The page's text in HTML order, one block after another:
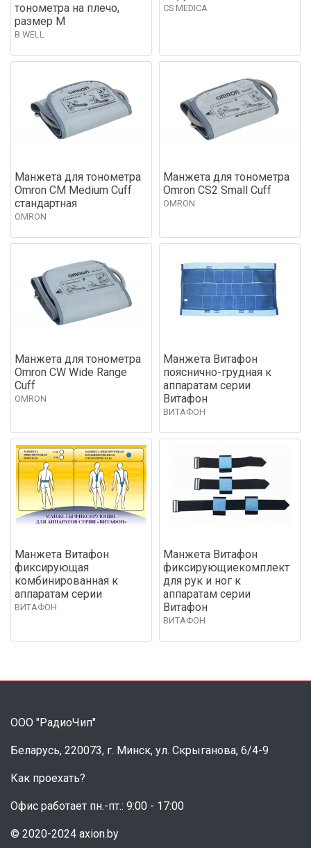
тонометра на плечо,
размер M
B.WELL
CS MEDICA
Манжета для тонометра
Omron CM Medium Cuff
стандартная
OMRON
Манжета для тонометра
Omron CS2 Small Cuff
OMRON
Манжета для тонометра
Omron CW Wide Range
Cuff
OMRON
Манжета Витафон
пояснично-грудная к
аппаратам серии
Витафон
ВИТАФОН
Манжета Витафон
фиксирующая
комбинированная к
аппаратам серии
ВИТАФОН
Манжета Витафон
фиксирующиекомплект
для рук и ног к
аппаратам серии
Витафон
ВИТАФОН
ООО "РадиоЧип"
Беларусь, 220073, г. Минск, ул. Скрыганова, 6/4-9
Как проехать?
Офис работает пн.-пт.: 9:00 - 17:00
© 2020-2024 axion.by